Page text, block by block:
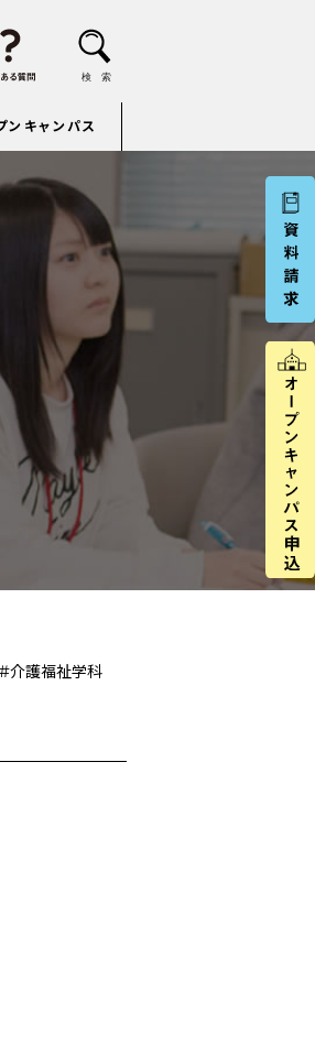
ンキャンパス
＃介護福祉学科